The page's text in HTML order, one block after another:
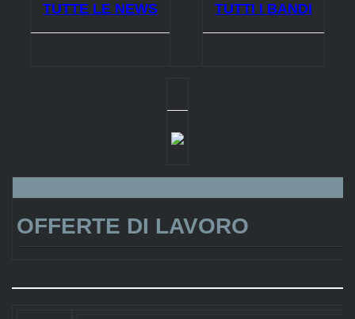
TUTTE LE NEWS TUTTI I BANDI
OFFERTE DI LAVORO